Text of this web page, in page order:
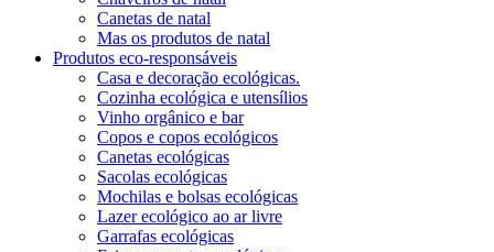
Canetas de natal
Mas os produtos de natal
Produtos eco-responsáveis
Casa e decoração ecológicas.
Cozinha ecológica e utensílios
Vinho orgânico e bar
Copos e copos ecológicos
Canetas ecológicas
Sacolas ecológicas
Mochilas e bolsas ecológicas
Lazer ecológico ao ar livre
Garrafas ecológicas